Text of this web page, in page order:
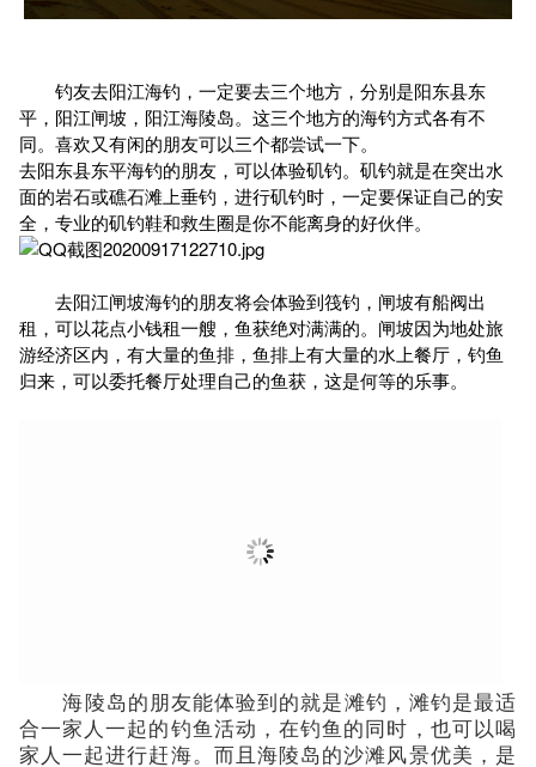
钓友去阳江海钓，一定要去三个地方，分别是阳东县东
平，阳江闸坡，阳江海陵岛。这三个地方的海钓方式各有不
同。喜欢又有闲的朋友可以三个都尝试一下。
去阳东县东平海钓的朋友，可以体验矶钓。矶钓就是在突出水
面的岩石或礁石滩上垂钓，进行矶钓时，一定要保证自己的安
全，专业的矶钓鞋和救生圈是你不能离身的好伙伴。
去阳江闸坡海钓的朋友将会体验到筏钓，闸坡有船阀出
租，可以花点小钱租一艘，鱼获绝对满满的。闸坡因为地处旅
游经济区内，有大量的鱼排，鱼排上有大量的水上餐厅，钓鱼
归来，可以委托餐厅处理自己的鱼获，这是何等的乐事。
海陵岛的朋友能体验到的就是滩钓，滩钓是最适
合一家人一起的钓鱼活动，在钓鱼的同时，也可以喝
家人一起进行赶海。而且海陵岛的沙滩风景优美，是